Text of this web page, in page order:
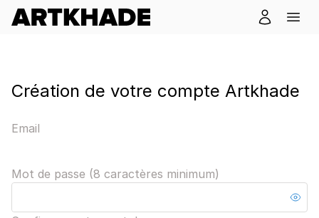
Création de votre compte Artkhade
Email
Mot de passe (8 caractères minimum)